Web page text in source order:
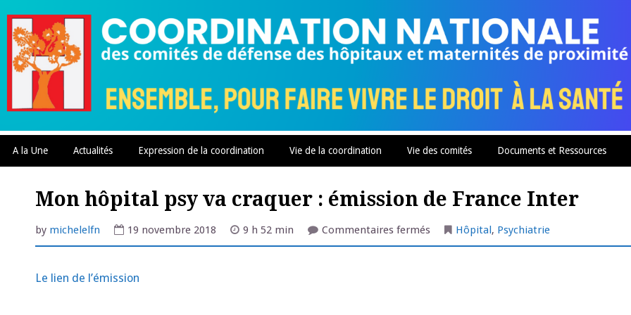
content
A la Une Actualités Expression de la coordination Vie de la coordination Vie des comités Documents et Ressources
Mon hôpital psy va craquer : émission de France Inter
by michelelfn 19 novembre 2018 9 h 52 min Commentaires ferméssur
hôpital
Hôpital, Psychiatrie
Le lien de l’émission